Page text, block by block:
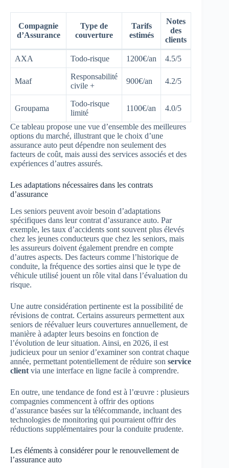
Compagnie
d’Assurance
Type de
couverture
Tarifs
estimés
Notes
des
clients
AXA Todo-risque 1200€/an 4.5/5
Maaf
Responsabilité
civile +
900€/an 4.2/5
Groupama
Todo-risque
limité
1100€/an 4.0/5
Ce tableau propose une vue d’ensemble des meilleures
options du marché, illustrant que le choix d’une
assurance auto peut dépendre non seulement des
facteurs de coût, mais aussi des services associés et des
expériences d’autres assurés.
Les adaptations nécessaires dans les contrats
d’assurance
Les seniors peuvent avoir besoin d’adaptations
spécifiques dans leur contrat d’assurance auto. Par
exemple, les taux d’accidents sont souvent plus élevés
chez les jeunes conducteurs que chez les seniors, mais
les assureurs doivent également prendre en compte
d’autres aspects. Des facteurs comme l’historique de
conduite, la fréquence des sorties ainsi que le type de
véhicule utilisé jouent un rôle vital dans l’évaluation du
risque.
Une autre considération pertinente est la possibilité de
révisions de contrat. Certains assureurs permettent aux
seniors de réévaluer leurs couvertures annuellement, de
manière à adapter leurs besoins en fonction de
l’évolution de leur situation. Ainsi, en 2026, il est
judicieux pour un senior d’examiner son contrat chaque
année, permettant potentiellement de réduire son service
client via une interface en ligne facile à comprendre.
En outre, une tendance de fond est à l’œuvre : plusieurs
compagnies commencent à offrir des options
d’assurance basées sur la télécommande, incluant des
technologies de monitoring qui pourraient offrir des
réductions supplémentaires pour la conduite prudente.
Les éléments à considérer pour le renouvellement de
l’assurance auto